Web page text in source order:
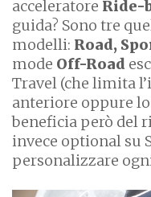
acceleratore Ride-
guida? Sono tre
modelli: Road,
mode Off-Road
Travel (che limita
anteriore oppure
beneficia però del
invece optional su
personalizzare